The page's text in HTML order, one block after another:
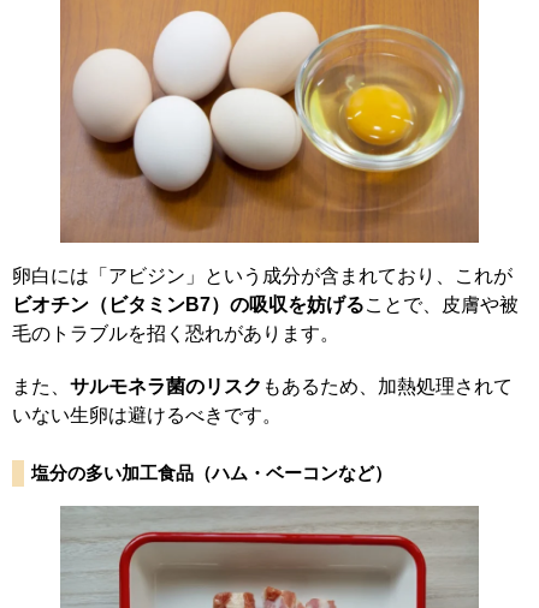
卵白には「アビジン」という成分が含まれており、これが
ビオチン（ビタミンB7）の吸収を妨げることで、皮膚や被
毛のトラブルを招く恐れがあります。
また、 サルモネラ菌のリスク もあるため、加熱処理されて
いない生卵は避けるべきです。
塩分の多い加工食品（ハム・ベーコンなど）